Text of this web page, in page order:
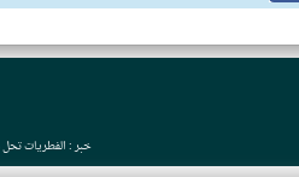
خبر : الفطريات تحل